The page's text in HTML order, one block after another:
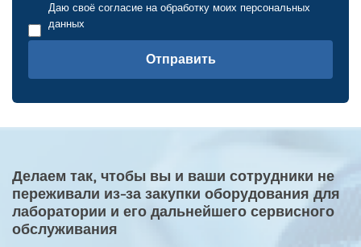
Даю своё согласие на обработку моих персональных
данных
Отправить
Делаем так, чтобы вы и ваши сотрудники не
переживали из-за закупки оборудования для
лаборатории и его дальнейшего сервисного
обслуживания